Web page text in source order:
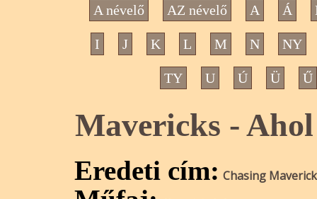
A névelő AZ névelő A Á
I J K L M N NY
TY U Ú Ü Ű
Mavericks -
Eredeti cím: Chasing